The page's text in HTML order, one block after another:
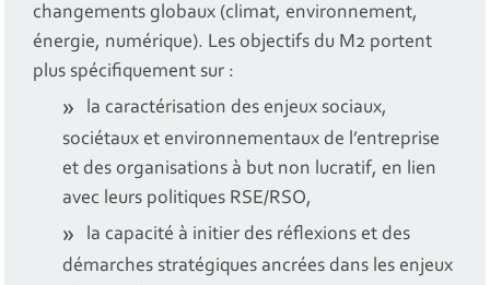
changements globaux (climat, environnement,
énergie, numérique). Les objectifs du M2 portent
plus spécifiquement sur :
la caractérisation des enjeux sociaux,
sociétaux et environnementaux de l’entreprise
et des organisations à but non lucratif, en lien
avec leurs politiques RSE/RSO,
la capacité à initier des réflexions et des
démarches stratégiques ancrées dans les enjeux